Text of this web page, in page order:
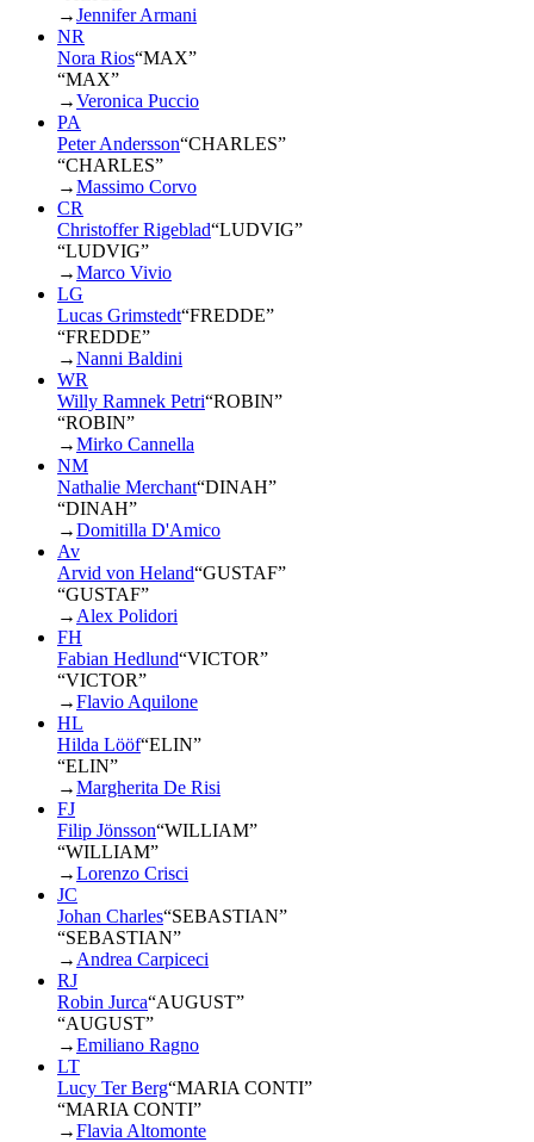
→Jennifer Armani
NR
Nora Rios“MAX”
“MAX”
→Veronica Puccio
PA
Peter Andersson“CHARLES”
“CHARLES”
→Massimo Corvo
CR
Christoffer Rigeblad“LUDVIG”
“LUDVIG”
→Marco Vivio
LG
Lucas Grimstedt“FREDDE”
“FREDDE”
→Nanni Baldini
WR
Willy Ramnek Petri“ROBIN”
“ROBIN”
→Mirko Cannella
NM
Nathalie Merchant“DINAH”
“DINAH”
→Domitilla D'Amico
Av
Arvid von Heland“GUSTAF”
“GUSTAF”
→ Alex Polidori
FH
Fabian Hedlund“VICTOR”
“VICTOR”
→Flavio Aquilone
HL
Hilda Lööf“ELIN”
“ELIN”
→Margherita De Risi
FJ
Filip Jönsson“WILLIAM”
“WILLIAM”
→Lorenzo Crisci
JC
Johan Charles“SEBASTIAN”
“SEBASTIAN”
→ Andrea Carpiceci
RJ
Robin Jurca“AUGUST”
“AUGUST”
→Emiliano Ragno
LT
Lucy Ter Berg“MARIA CONTI”
“MARIA CONTI”
→Flavia Altomonte